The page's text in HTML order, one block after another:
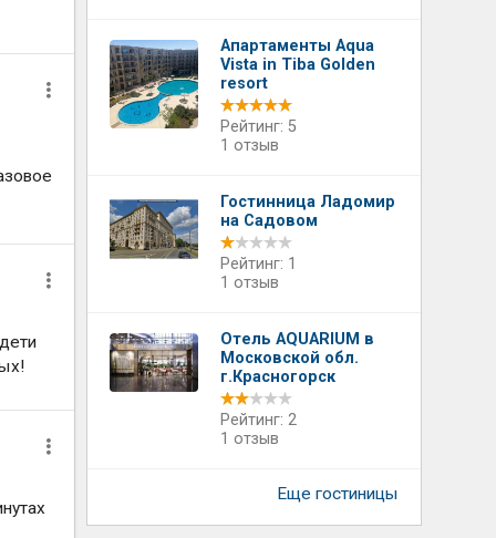
Апартаменты Aqua
Vista in Tiba Golden
resort
Рейтинг: 5
1 отзыв
Гостинница Ладомир
на Садовом
Рейтинг: 1
1 отзыв
Отель AQUARIUM в
Московской обл.
г.Красногорск
Рейтинг: 2
1 отзыв
Еще гостиницы